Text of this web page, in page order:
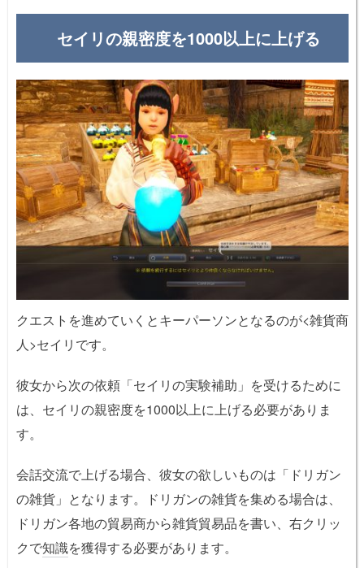
セイリの親密度を1000以上に上げる
クエストを進めていくとキーパーソンとなるのが<雑貨商
人>セイリです。
彼女から次の依頼「セイリの実験補助」を受けるために
は、セイリの親密度を1000以上に上げる必要がありま
す。
会話交流で上げる場合、彼女の欲しいものは「ドリガン
の雑貨」となります。ドリガンの雑貨を集める場合は、
ドリガン各地の貿易商から雑貨貿易品を書い、右クリッ
クで知識を獲得する必要があります。